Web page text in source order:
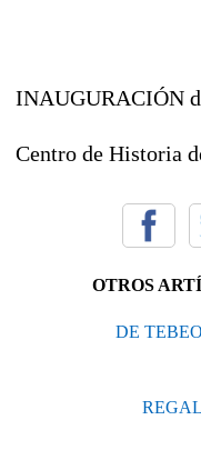
INAUGURACIÓN
Centro de Historia
OTROS
DE